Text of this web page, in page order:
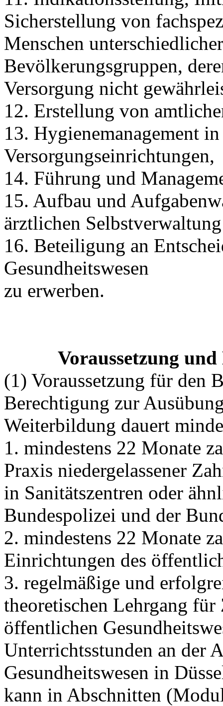
Sicherstellung von
Menschen
Bevölkerungsgruppen,
Versorgung nicht
12. Erstellung von
13. Hygienemanagement
Versorgungseinrichtungen,
14. Führung und
15. Aufbau und
ärztlichen
16. Beteiligung an
Gesundheitswesen
zu erwerben.
Voraussetzung
(1) Voraussetzung für den
Berechtigung zur
Weiterbildung dauert
1. mindestens 22 Monate
Praxis niedergelassener
in Sanitätszentren oder
Bundespolizei und der
2. mindestens 22 Monate
Einrichtungen des
3. regelmäßige und
theoretischen Lehrgang für
öffentlichen
Unterrichtsstunden an der
Gesundheitswesen in
kann in Abschnitten